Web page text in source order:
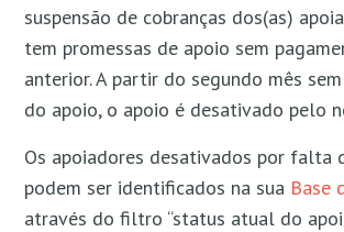
suspensão de cobranças dos(as)
tem promessas de apoio sem
anterior.A partir do segundo mês
do apoio, o apoio é desativado pelo
Os apoiadores desativados por falta
podem ser identificados na sua Base
através do filtro “status atual do